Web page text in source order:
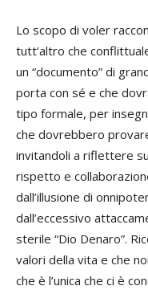
Lo scopo di voler
tutt’altro che
un “documento” di
porta con sé e che
tipo formale, per
che dovrebbero
invitandoli a riflettere
rispetto e
dall’illusione di
dall’eccessivo
sterile “Dio Denaro”.
valori della vita e che
che è l’unica che ci è